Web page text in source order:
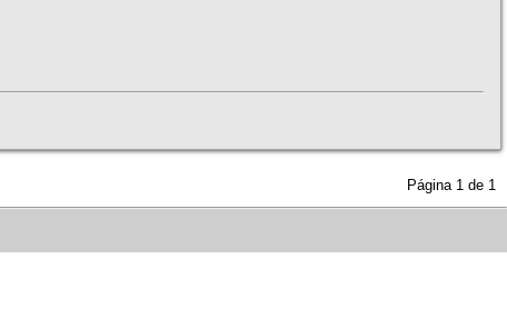
Página 1 de 1